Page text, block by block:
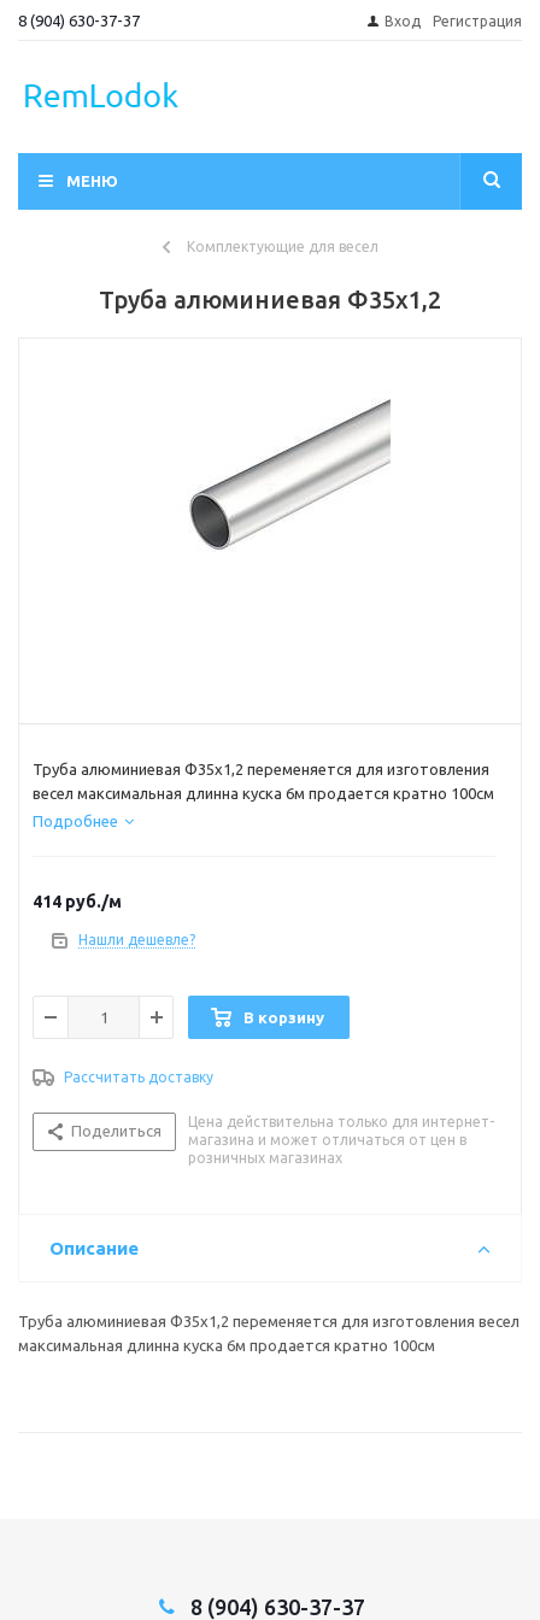
8 (904) 630-37-37 Вход Регистрация
МЕНЮ
Комплектующие для весел
Труба алюминиевая Ф35х1,2
Труба алюминиевая Ф35х1,2 переменяется для изготовления
весел максимальная длинна куска 6м продается кратно 100см
Подробнее
414 руб./м
Нашли дешевле?
В корзину
Рассчитать доставку
Поделиться
Цена действительна только для интернет-
магазина и может отличаться от цен в
розничных магазинах
Описание
Труба алюминиевая Ф35х1,2 переменяется для изготовления весел
максимальная длинна куска 6м продается кратно 100см
8 (904) 630-37-37